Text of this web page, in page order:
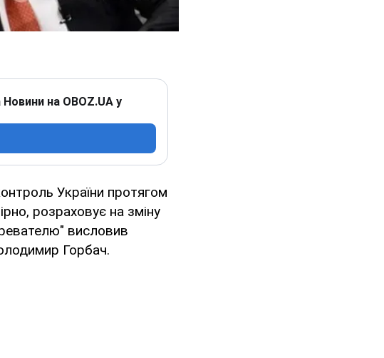
на OBOZ.UA у
України протягом
розраховує на зміну
висловив
Горбач.